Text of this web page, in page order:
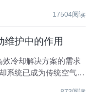
的AI换脸工具，以及它
17504阅读
维护中的作用
冷却解决方案的需求
系统已成为传统空气冷